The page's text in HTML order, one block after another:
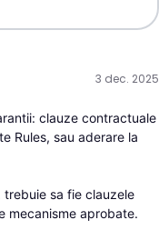
3 dec. 2025
clauze contractuale
Rules, sau aderare la
sa fie clauzele
mecanisme aprobate.